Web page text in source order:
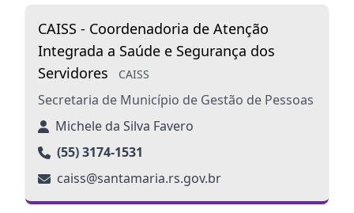
CAISS - Coordenadoria de Atenção
Integrada a Saúde e Segurança dos
Servidores
CAISS
Secretaria de Município de Gestão de Pessoas
Michele da Silva Favero
(55) 3174-1531
caiss@santamaria.rs.gov.br